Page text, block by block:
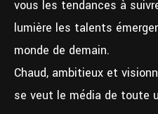
vous les tendances à
lumière les talents
monde de demain.
Chaud, ambitieux et
se veut le média de toute